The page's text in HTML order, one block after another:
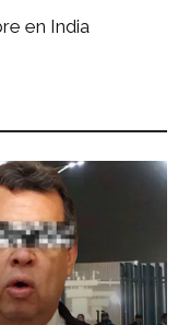
en India